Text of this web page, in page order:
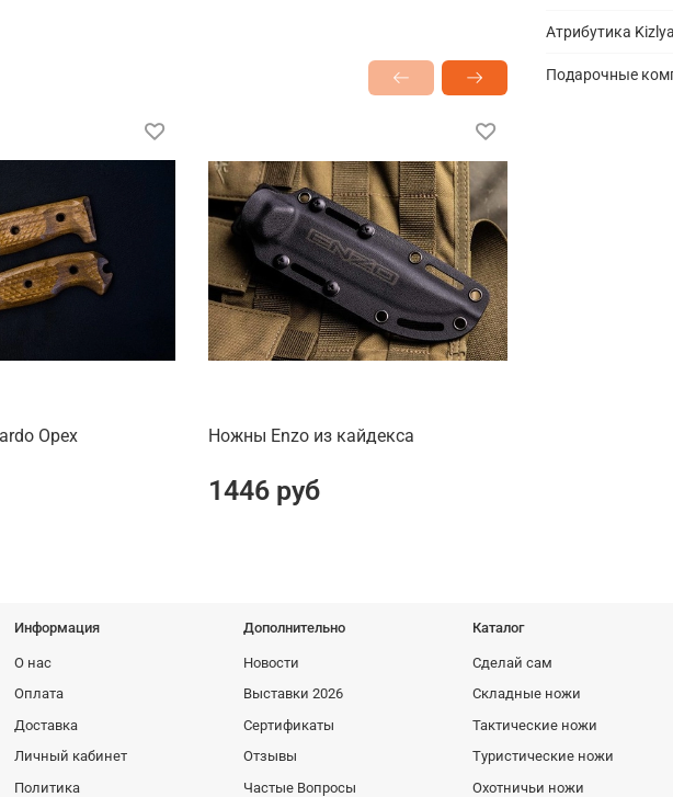
Орех Ножны Enzo из кайдекса
1446 руб
Атрибутика
Подарочные
Информация
О нас
Оплата
Доставка
Личный кабинет
Политика
Дополнительно
Новости
Выставки 2026
Сертификаты
Отзывы
Частые Вопросы
Каталог
Сделай сам
Складные ножи
Тактические ножи
Туристические ножи
Охотничьи ножи